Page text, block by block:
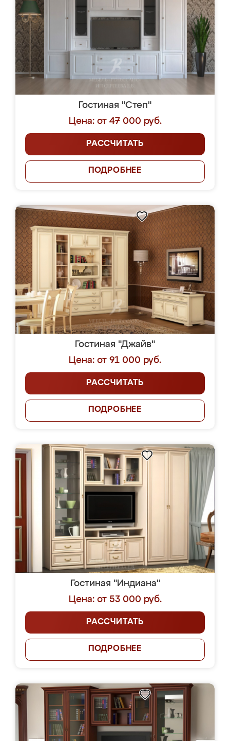
Гостиная "Степ"
Цена: от 47 000 руб.
РАССЧИТАТЬ
ПОДРОБНЕЕ
Гостиная "Джайв"
Цена: от 91 000 руб.
РАССЧИТАТЬ
ПОДРОБНЕЕ
Гостиная "Индиана"
Цена: от 53 000 руб.
РАССЧИТАТЬ
ПОДРОБНЕЕ